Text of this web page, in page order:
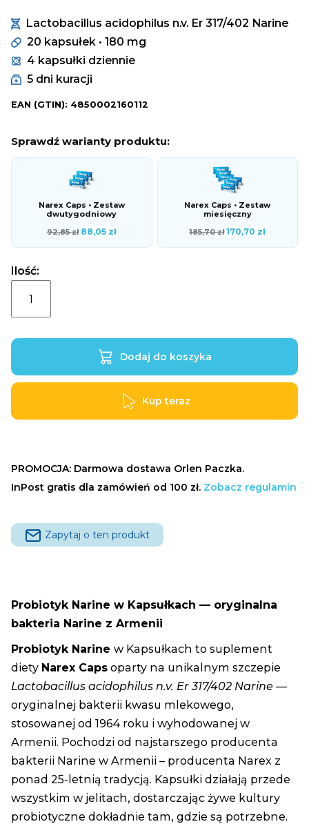
Lactobacillus acidophilus n.v. Er 317/402 Narine
20 kapsułek • 180 mg
4 kapsułki dziennie
5 dni kuracji
EAN (GTIN): 4850002160112
Sprawdź warianty produktu:
Narex Caps • Zestaw
dwutygodniowy
92,85zł Pierwotna
cena
88,05 złAktualna
cena
Narex Caps • Zestaw
miesięczny
185,70złPierwotna
cena
170,70 złAktualna
cena
PROMOCJA: Darmowa dostawa Orlen Paczka.
InPost gratis dla zamówień od 100 zł. Zobacz regulamin
Zapytaj o ten produkt
Ilość:
Probiotyk
Narex
•
•
Dodaj do koszyka
Kup teraz
Probiotyk Narine w Kapsułkach — oryginalna
bakteria Narine z Armenii
Probiotyk Narine w Kapsułkach to suplement
diety Narex Caps oparty na unikalnym szczepie
Lactobacillus acidophilus n.v. Er 317/402 Narine —
oryginalnej bakterii kwasu mlekowego,
stosowanej od 1964 roku i wyhodowanej w
Armenii. Pochodzi od najstarszego producenta
bakterii Narine w Armenii – producenta Narex z
ponad 25-letnią tradycją. Kapsułki działają przede
wszystkim w jelitach, dostarczając żywe kultury
probiotyczne dokładnie tam, gdzie są potrzebne.